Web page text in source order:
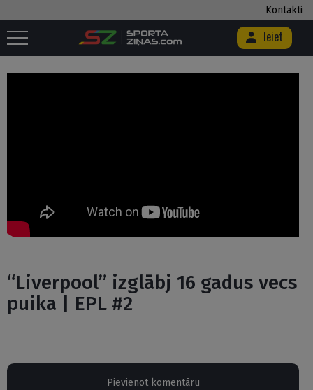
Kontakti
Ieiet
Sākums Fantasy Sports /
“Liverpool” izglābj 16 gadus vecs puika | EPL
“Liverpool” izglābj 16 gadus vecs
puika | EPL #2
Pievienot komentāru